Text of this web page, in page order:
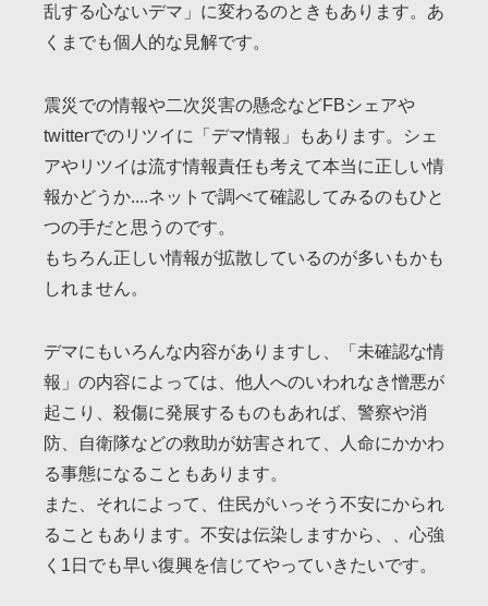
乱する心ないデマ」に変わるのときもあります。あ
くまでも個人的な見解です。
震災での情報や二次災害の懸念などFBシェアや
twitterでのリツイに「デマ情報」もあります。シェ
アやリツイは流す情報責任も考えて本当に正しい情
報かどうか....ネットで調べて確認してみるのもひと
つの手だと思うのです。
もちろん正しい情報が拡散しているのが多いもかも
しれません。
デマにもいろんな内容がありますし、「未確認な情
報」の内容によっては、他人へのいわれなき憎悪が
起こり、殺傷に発展するものもあれば、警察や消
防、自衛隊などの救助が妨害されて、人命にかかわ
る事態になることもあります。
また、それによって、住民がいっそう不安にかられ
ることもあります。不安は伝染しますから、、心強
く1日でも早い復興を信じてやっていきたいです。